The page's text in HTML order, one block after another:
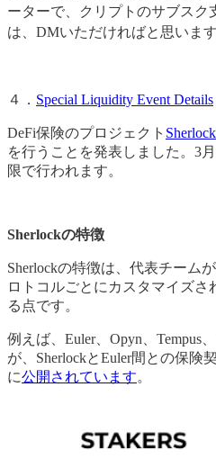
ーターで、クリプトのサブスク
は、DMいただければと思います
４． Special Liquidity Event Details
DeFi保険のプロジェクト Sherlock
を行うことを発表しました。3
限で行われます。
Sherlockの特徴
Sherlockの特徴は、代表チーム
ロトコルごとにカスタマイズ
る点です。
例えば、Euler、Opyn、Tempus
が、SherlockとEuler間との保険
に公開されています。